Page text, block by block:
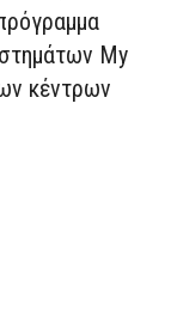
My
κέντρων